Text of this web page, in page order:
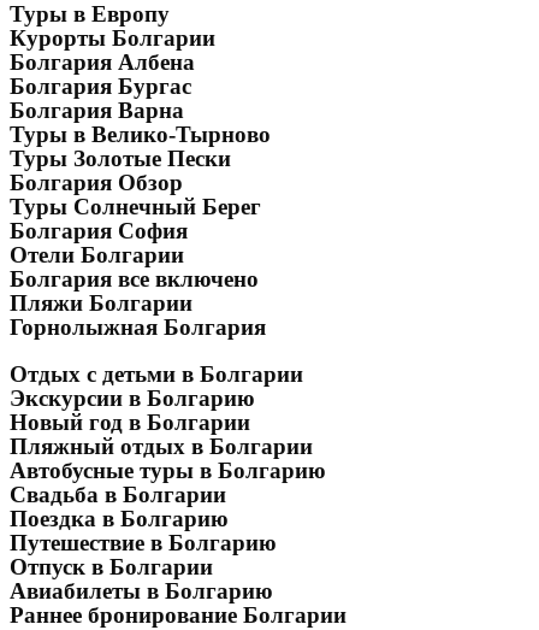
Туры в Европу
Курорты Болгарии
Болгария Албена
Болгария Бургас
Болгария Варна
Туры в Велико-Тырново
Туры Золотые Пески
Болгария Обзор
Туры Солнечный Берег
Болгария София
Отели Болгарии
Болгария все включено
Пляжи Болгарии
Горнолыжная Болгария
Отдых с детьми в Болгарии
Экскурсии в Болгарию
Новый год в Болгарии
Пляжный отдых в Болгарии
Автобусные туры в Болгарию
Свадьба в Болгарии
Поездка в Болгарию
Путешествие в Болгарию
Отпуск в Болгарии
Авиабилеты в Болгарию
Раннее бронирование Болгарии